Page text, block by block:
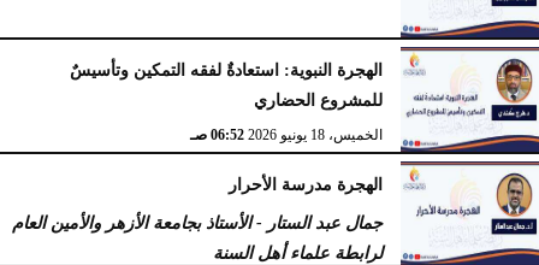
الهجرة النبوية: استعادةٌ لفقه التمكين وتأسيسٌ
للمشروع الحضاري
الخميس، 18 يونيو 2026 06:52 صـ
الهجرة مدرسة الأحرار
جمال عبد الستار - الأستاذ بجامعة الأزهر والأمين العام
لرابطة علماء أهل السنة